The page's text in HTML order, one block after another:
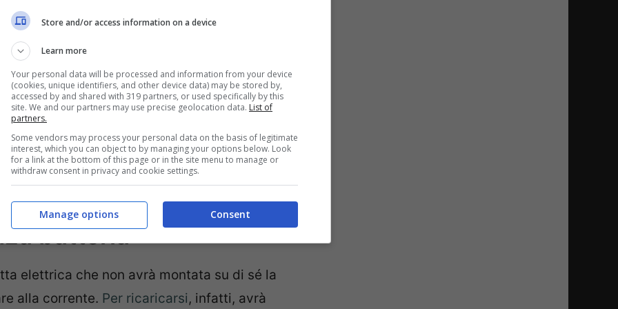
rivoluzionaria: Pi-Pop
batteria
elettrica che non avrà montata su di sé la
alla corrente. Per ricaricarsi, infatti, avrà
Store and/or access information on a device
Learn more
Your personal data will be processed and information from your device
(cookies, unique identifiers, and other device data) may be stored by,
accessed by and shared with 319 partners, or used specifically by this
site. We and our partners may use precise geolocation data. List of
partners.
Some vendors may process your personal data on the basis of legitimate
interest, which you can object to by managing your options below. Look
for a link at the bottom of this page or in the site menu to manage or
withdraw consent in privacy and cookie settings.
Consent
Manage options